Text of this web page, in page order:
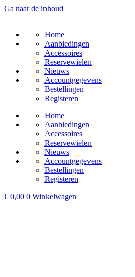
Ga naar de inhoud
Home
Aanbiedingen
Accessoires
Reservewielen
Nieuws
Accountgegevens
Bestellingen
Registeren
Home
Aanbiedingen
Accessoires
Reservewielen
Nieuws
Accountgegevens
Bestellingen
Registeren
€ 0,00 0 Winkelwagen